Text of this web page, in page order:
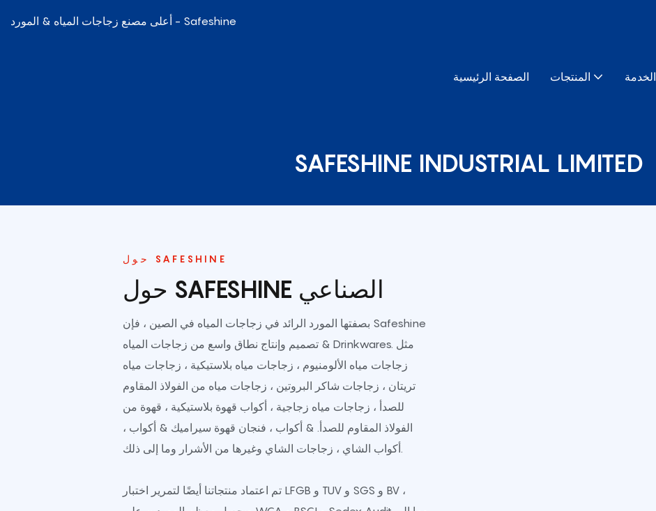
أعلى مصنع زجاجات المياه & المورد - Safeshine
الصفحة الرئيسية المنتجات الخدمة
SAFESHINE INDUSTRIAL LIMITED
حول SAFESHINE
حول SAFESHINE الصناعي
بصفتها المورد الرائد في زجاجات المياه في الصين ، فإن Safeshine
تصميم وإنتاج نطاق واسع من زجاجات المياه & Drinkwares. مثل
زجاجات مياه الألومنيوم ، زجاجات مياه بلاستيكية ، زجاجات مياه
تريتان ، زجاجات شاكر البروتين ، زجاجات مياه من الفولاذ المقاوم
للصدأ ، زجاجات مياه زجاجية ، أكواب قهوة بلاستيكية ، قهوة من
الفولاذ المقاوم للصدأ. & أكواب ، فنجان قهوة سيراميك & أكواب ،
أكواب الشاي ، زجاجات الشاي وغيرها من الأشرار وما إلى ذلك.
تم اعتماد منتجاتنا أيضًا لتمرير اختبار LFGB و TUV و SGS و BV ،